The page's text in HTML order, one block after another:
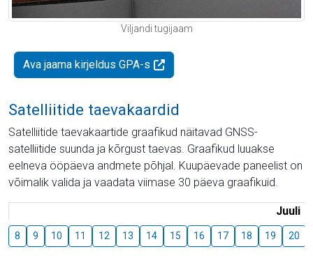
Viljandi tugijaam
Ava jaama kirjeldus GPA-s
Satelliitide taevakaardid
Satelliitide taevakaartide graafikud näitavad GNSS-
satelliitide suunda ja kõrgust taevas. Graafikud luuakse
eelneva ööpäeva andmete põhjal. Kuupäevade paneelist on
võimalik valida ja vaadata viimase 30 päeva graafikuid.
Juuli
8 9 10 11 12 13 14 15 16 17 18 19 20